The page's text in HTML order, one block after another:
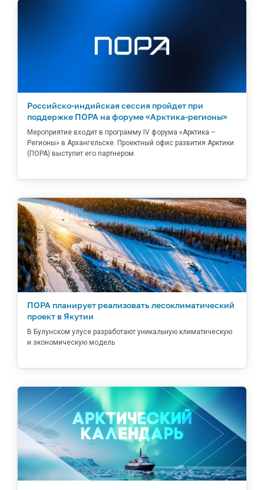
Российско-индийская сессия пройдет при
поддержке ПОРА на форуме «Арктика-регионы»
Мероприятие входит в программу IV форума «Арктика –
Регионы» в Архангельске. Проектный офис развития Арктики
(ПОРА) выступит его партнером.
ПОРА планирует реализовать лесоклиматический
проект в Якутии
В Булунском улусе разработают уникальную климатическую
и экономическую модель